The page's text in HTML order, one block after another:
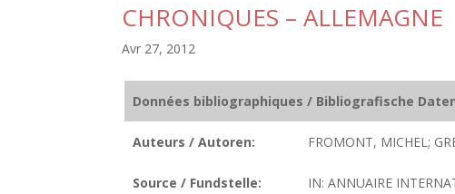
CHRONIQUES – ALLEMAGNE
Avr 27, 2012
Données bibliographiques / Bibliografische
Auteurs / Autoren: FROMONT, MICHEL;
Source / Fundstelle:
IN: ANNUAIRE